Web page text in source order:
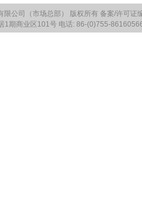
公司（市场总部） 版权所有 备案/许可证
1期商业区101号 电话: 86-(0)755-